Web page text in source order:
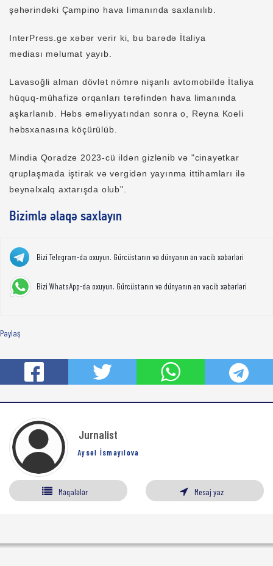
şəhərindəki Çampino hava limanında saxlanılıb.
InterPress.ge xəbər verir ki, bu barədə İtaliya
mediası məlumat yayıb.
Lavasoğli alman dövlət nömrə nişanlı avtomobildə İtaliya
hüquq-mühafizə orqanları tərəfindən hava limanında
aşkarlanıb. Həbs əməliyyatından sonra o, Reyna Koeli
həbsxanasına köçürülüb.
Mindia Qoradze 2023-cü ildən gizlənib və "cinayətkar
qruplaşmada iştirak və vergidən yayınma ittihamları ilə
beynəlxalq axtarışda olub".
Bizimlə əlaqə saxlayın
Bizi Telegram-da oxuyun. Gürcüstanın və dünyanın ən vacib xəbərləri
Bizi WhatsApp-da oxuyun. Gürcüstanın və dünyanın ən vacib xəbərləri
Paylaş
Jurnalist
Aysel İsmayılova
Məqalələr Mesaj yaz